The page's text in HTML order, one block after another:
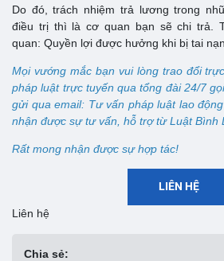
Do đó, trách nhiệm trả lương trong
điều trị thì là cơ quan bạn sẽ chi trả.
quan: Quyền lợi được hưởng khi bị tai
Mọi vướng mắc bạn vui lòng trao đổi
pháp luật trực tuyến qua tổng đài 24/7
gửi qua email: Tư vấn pháp luật lao
nhận được sự tư vấn, hỗ trợ từ Luật Bình
Rất mong nhận được sự hợp tác!
LIÊN HỆ
Liên hệ
Chia sẻ: